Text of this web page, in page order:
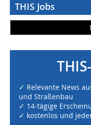
THIS Jobs
✓ Relevante News
und Straßenbau
✓ 14-tägige
✓ kostenlos und